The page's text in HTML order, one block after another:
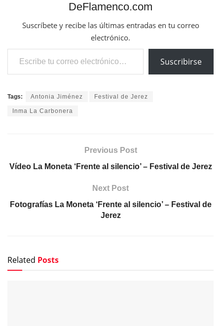
DeFlamenco.com
Suscríbete y recibe las últimas entradas en tu correo
electrónico.
Escribe tu correo electrónico…
Suscribirse
Tags: Antonia Jiménez Festival de Jerez
Inma La Carbonera
Previous Post
Vídeo La Moneta ‘Frente al silencio’ – Festival de Jerez
Next Post
Fotografías La Moneta ‘Frente al silencio’ – Festival de
Jerez
Related Posts